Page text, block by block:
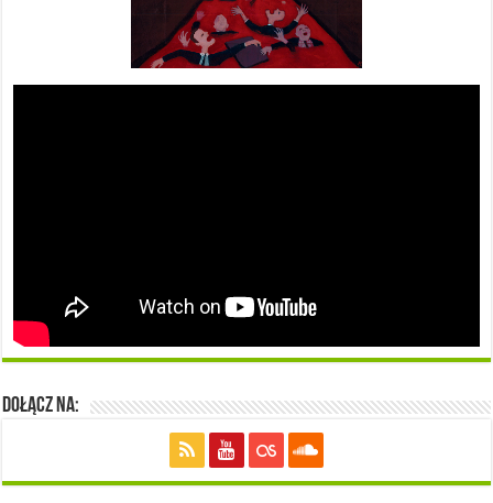
Dołącz na: